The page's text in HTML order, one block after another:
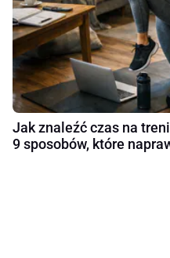
Jak znaleźć czas na
9 sposobów, które